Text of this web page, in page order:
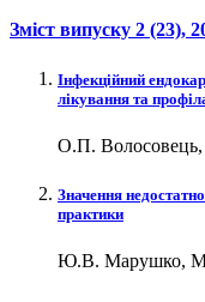
Зміст випуску 2 (23),
Інфекційний
лікування та
О.П.
Значення
практики
Ю.В. Марушко,